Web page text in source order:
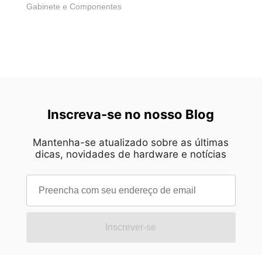
Gabinete e Componentes
Inscreva-se no nosso Blog
Mantenha-se atualizado sobre as últimas
dicas, novidades de hardware e notícias
Inscrever-se